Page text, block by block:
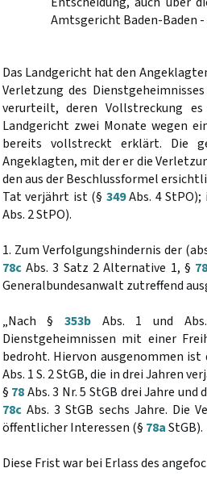
Amtsgericht Baden-Baden
Das Landgericht hat den
Verletzung des
verurteilt, deren Vollstreckung
Landgericht zwei Monate wegen
bereits vollstreckt erklärt. Die
Angeklagten, mit der er die
den aus der Beschlussformel
Tat verjährt ist (§ 349Abs. 4
Abs. 2 StPO).
1. Zum Verfolgungshindernis der
78cAbs. 3 Satz 2 Alternative 1, §
Generalbundesanwalt zutreffend
„Nach § 353bAbs. 1 und
Dienstgeheimnissen mit einer
bedroht. Hiervon ausgenommen
Abs. 1 S. 2 StGB, die in drei Jahren
§ 78Abs. 3 Nr. 5 StGB drei Jahre
78cAbs. 3 StGB sechs Jahre. Die
öffentlicher Interessen (§ 78aStGB).
Diese Frist war bei Erlass des